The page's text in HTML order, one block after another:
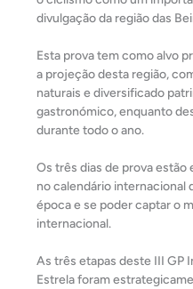
divulgação da região das
Esta prova tem como alvo
a projeção desta região,
naturais e diversificado
gastronómico, enquanto
durante todo o ano.
Os três dias de prova
no calendário internacional
época e se poder captar o
internacional.
As três etapas deste III GP
Estrela foram